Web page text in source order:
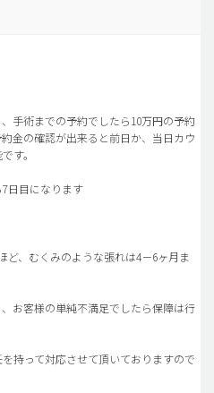
手術までの予約でしたら10万円の予約
金の確認が出来ると前日か、当日カウ
す。
日目になります
ど、むくみのような張れは4－6ヶ月ま
お客様の単純不満足でしたら保障は行
持って対応させて頂いておりますので